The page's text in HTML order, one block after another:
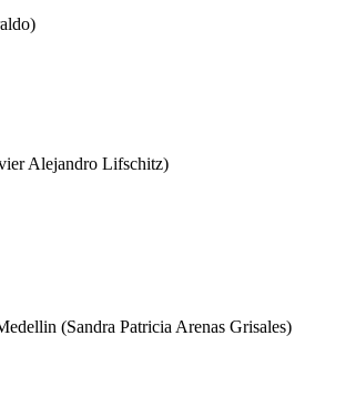
Alejandro Lifschitz)
(Sandra Patricia Arenas Grisales)